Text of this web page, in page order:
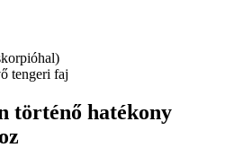
tengeri faj
történő hatékony